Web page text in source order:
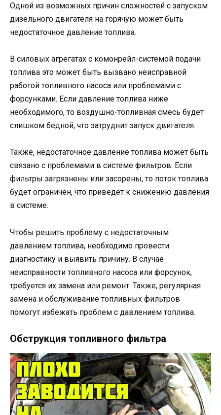
Одной из возможных причин сложностей с запуском
дизельного двигателя на горячую может быть
недостаточное давление топлива.
В силовых агрегатах с комонрейл-системой подачи
топлива это может быть вызвано неисправной
работой топливного насоса или проблемами с
форсунками. Если давление топлива ниже
необходимого, то воздушно-топливная смесь будет
слишком бедной, что затруднит запуск двигателя.
Также, недостаточное давление топлива может быть
связано с проблемами в системе фильтров. Если
фильтры загрязнены или засорены, то поток топлива
будет ограничен, что приведет к снижению давления
в системе.
Чтобы решить проблему с недостаточным
давлением топлива, необходимо провести
диагностику и выявить причину. В случае
неисправности топливного насоса или форсунок,
требуется их замена или ремонт. Также, регулярная
замена и обслуживание топливных фильтров
помогут избежать проблем с давлением топлива.
Обструкция топливного фильтра